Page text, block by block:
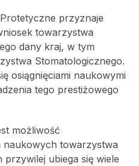
przyznaje
towarzystwa
dany kraj, w tym
Stomatologicznego.
osiągnięciami naukowymi
tego prestiżowego
możliwość
naukowych towarzystwa
ubiega się wiele